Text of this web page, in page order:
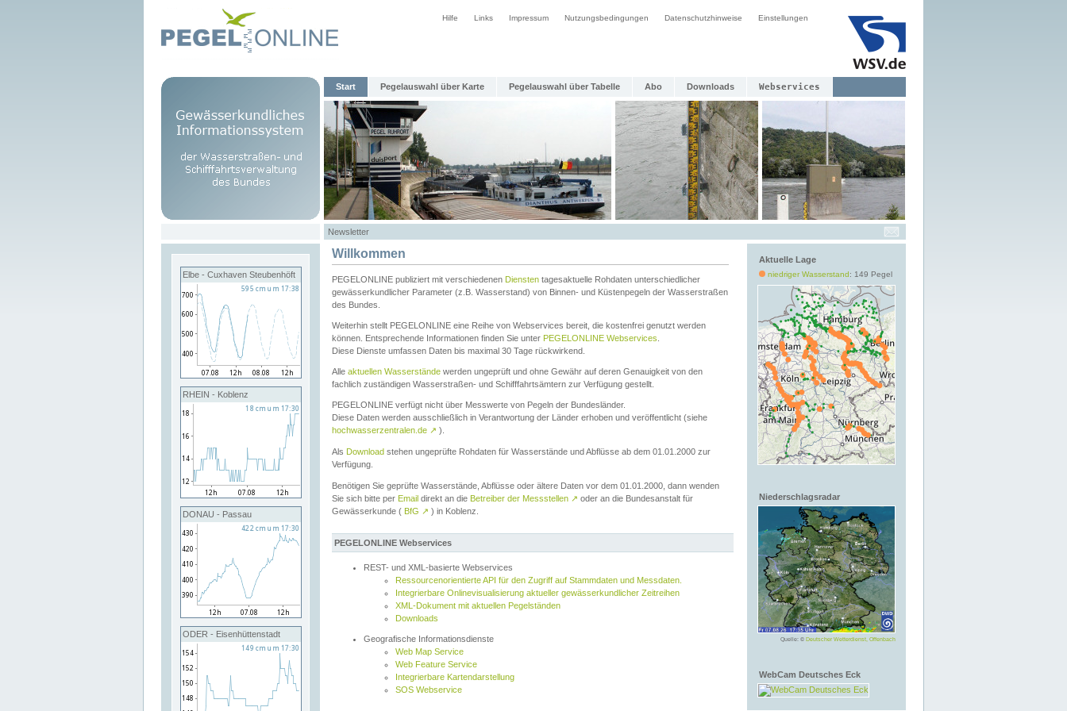
Hilfe Links Impressum Nutzungsbedingungen Datenschutzhinweise Einstellungen
Start Pegelauswahl über Karte Pegelauswahl über Tabelle Abo Downloads Webservices
Newsletter
Elbe - Cuxhaven Steubenhöft
RHEIN - Koblenz
DONAU - Passau
ODER - Eisenhüttenstadt
Aktuelle Lage
niedriger Wasserstand: 149 Pegel
Niederschlagsradar
Quelle: © Deutscher Wetterdienst, Offenbach
WebCam Deutsches Eck
Willkommen
PEGELONLINE publiziert mit verschiedenen Diensten tagesaktuelle Rohdaten unterschiedlicher
gewässerkundlicher Parameter (z.B. Wasserstand) von Binnen- und Küstenpegeln der Wasserstraßen
des Bundes.
Weiterhin stellt PEGELONLINE eine Reihe von Webservices bereit, die kostenfrei genutzt werden
können. Entsprechende Informationen finden Sie unter PEGELONLINE Webservices
Diese Dienste umfassen Daten bis maximal 30 Tage rückwirkend.
Alle aktuellen Wasserstände werden ungeprüft und ohne Gewähr auf deren Genauigkeit von den
fachlich zuständigen Wasserstraßen- und Schifffahrtsämtern zur Verfügung gestellt.
PEGELONLINE verfügt nicht über Messwerte von Pegeln der Bundesländer.
Diese Daten werden ausschließlich in Verantwortung der Länder erhoben und veröffentlicht (siehe
hochwasserzentralen.de ↗ ).
Als Download stehen ungeprüfte Rohdaten für Wasserstände und Abflüsse ab dem 01.01.2000 zur
Verfügung.
Benötigen Sie geprüfte Wasserstände, Abflüsse oder ältere Daten vor dem 01.01.2000, dann wenden
Sie sich bitte per Email direkt an die Betreiber der Messstellen ↗ oder an die Bundesanstalt für
Gewässerkunde ( BfG ↗ ) in Koblenz.
PEGELONLINE Webservices
REST- und XML-basierte Webservices
Ressourcenorientierte API für den Zugriff auf Stammdaten und Messdaten.
Integrierbare Onlinevisualisierung aktueller gewässerkundlicher Zeitreihen
XML-Dokument mit aktuellen Pegelständen
Downloads
Geografische Informationsdienste
Web Map Service
Web Feature Service
Integrierbare Kartendarstellung
SOS Webservice